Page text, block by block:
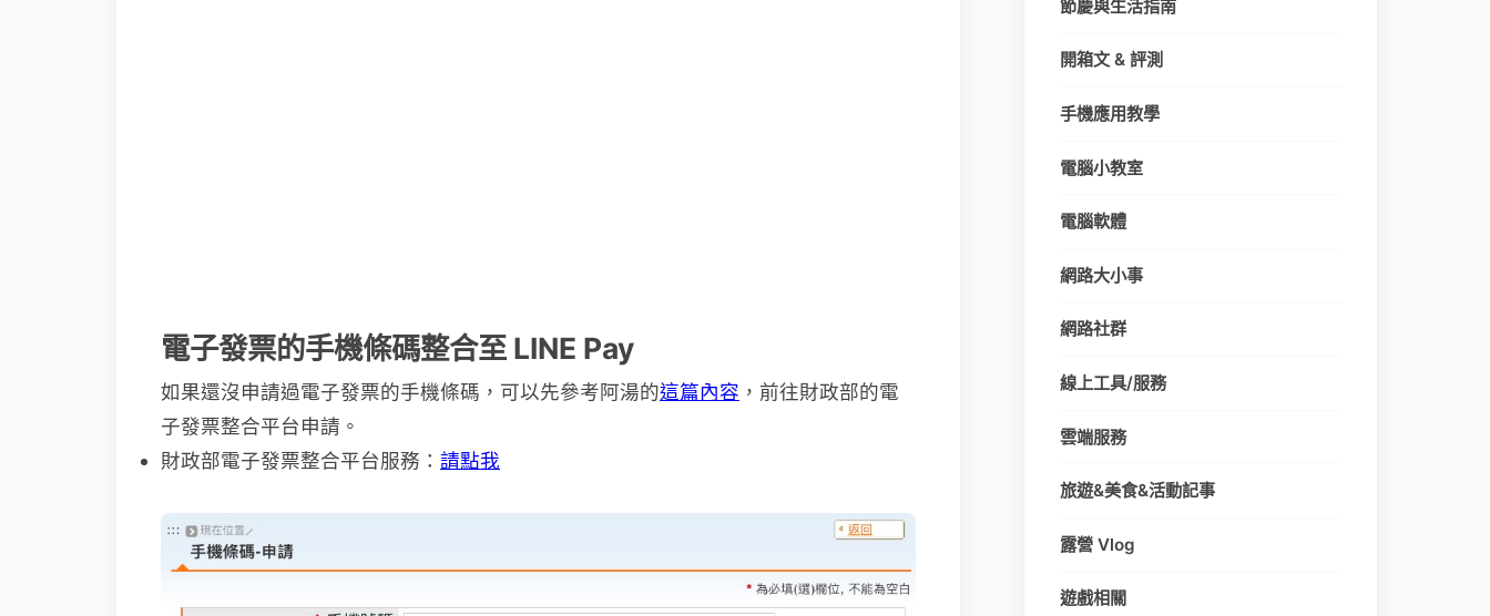
電子發票的手機條碼整合至 LINE Pay
如果還沒申請過電子發票的手機條碼，可以先參考阿湯的這篇內容 ，前往財政部的電
子發票整合平台申請。
財政部電子發票整合平台服務： 請點我
節慶與生活指南
開箱文 & 評測
手機應用教學
電腦小教室
電腦軟體
網路大小事
網路社群
線上工具/服務
雲端服務
旅遊&美食&活動記事
露營 Vlog
遊戲相關